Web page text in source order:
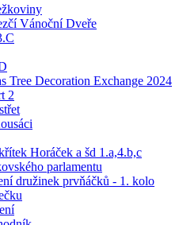
Vánoční Dveře
Tree Decoration Exchange 2024
2
Horáček a šd 1.a,4.b,c
parlamentu
družinek prvňáčků - 1. kolo